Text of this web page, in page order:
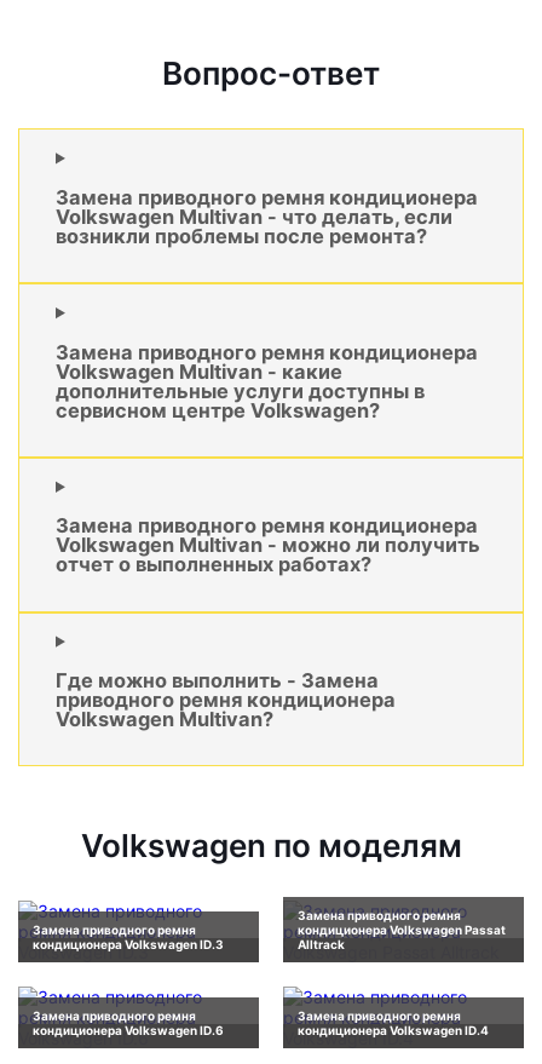
Вопрос-ответ
Замена приводного ремня кондиционера
Volkswagen Multivan - что делать, если
возникли проблемы после ремонта?
Замена приводного ремня кондиционера
Volkswagen Multivan - какие
дополнительные услуги доступны в
сервисном центре Volkswagen?
Замена приводного ремня кондиционера
Volkswagen Multivan - можно ли получить
отчет о выполненных работах?
Где можно выполнить - Замена
приводного ремня кондиционера
Volkswagen Multivan?
Volkswagen по моделям
Замена приводного ремня
кондиционера Volkswagen ID.3
Замена приводного ремня
кондиционера Volkswagen Passat
Alltrack
Замена приводного ремня
кондиционера Volkswagen ID.6
Замена приводного ремня
кондиционера Volkswagen ID.4